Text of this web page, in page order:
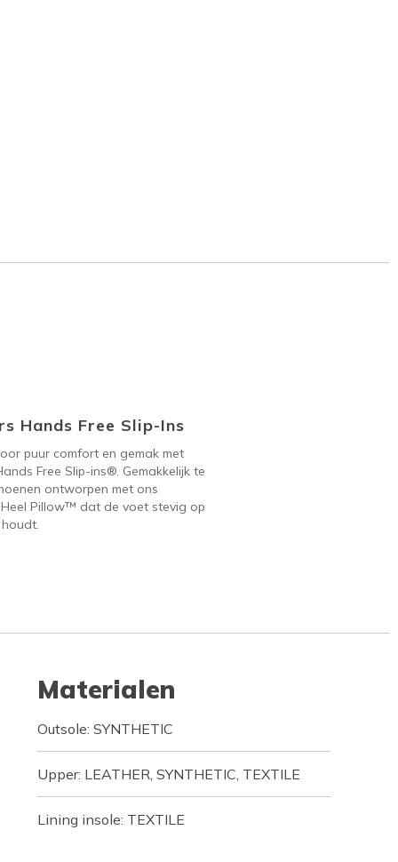
Hands Free Slip-Ins
puur comfort en gemak met
Free Slip-ins®. Gemakkelijk te
ontworpen met ons
Heel Pillow™ dat de voet stevig op
Materialen
Outsole: SYNTHETIC
Upper: LEATHER, SYNTHETIC, TEXTILE
Lining insole: TEXTILE